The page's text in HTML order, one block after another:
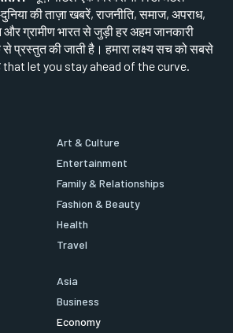
की ताज़ा खबरें, राजनीति, समाज, अपराध,
और ग्रामीण भारत से जुड़ी हर अहम जानकारी
प्रस्तुत की जाती है। हमारा लक्ष्य सच को सबसे
let you stay ahead of the curve.
Art & Culture
Entertainment
Family & Relationships
Fashion & Beauty
Health
Travel
Asia
Business
Economy